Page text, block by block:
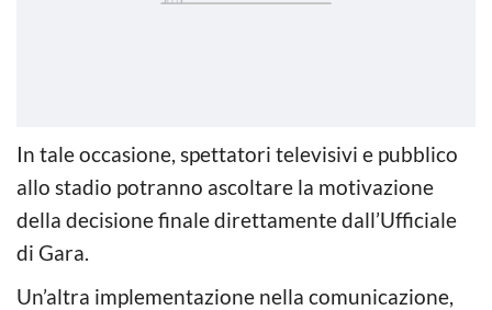
In tale occasione, spettatori televisivi e pubblico
allo stadio potranno ascoltare la motivazione
della decisione finale direttamente dall’Ufficiale
di Gara.
Un’altra implementazione nella comunicazione,